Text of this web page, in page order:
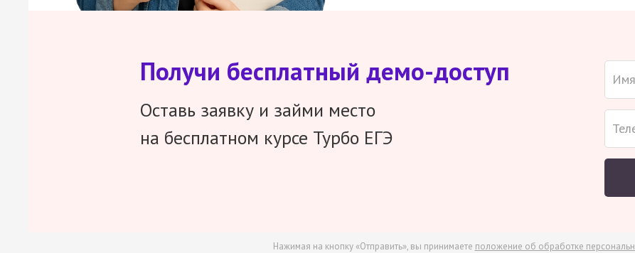
Получи бесплатный демо-доступ
Оставь заявку и займи место
на бесплатном курсе Турбо ЕГЭ
Нажимая на кнопку «Отправить», вы принимаете положение об обработке